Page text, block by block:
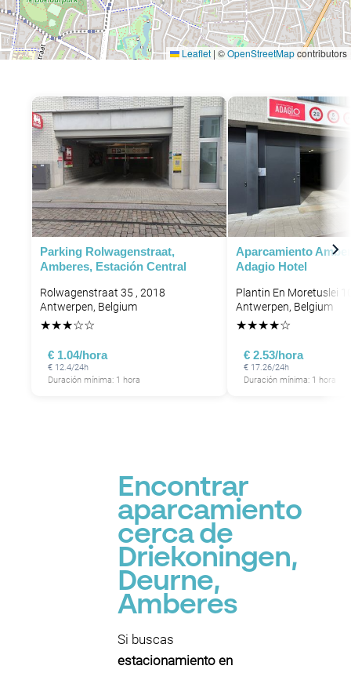
Leaflet | ©OpenStreetMapcontributors
Parking Rolwagenstraat,
Amberes, Estación Central
Rolwagenstraat 35 , 2018
Antwerpen, Belgium
★★★☆☆
€ 1.04/hora
€ 12.4/24h
Duración mínima: 1 hora
Aparcamiento
Adagio Hotel
Plantin En Moretuslei
Antwerpen, Belgium
★★★★☆
€ 2.53/hora
€ 17.26/24h
Duración mínima: 1 hora
Encontrar
aparcamiento
cerca de
Driekoningen,
Deurne,
Amberes
Si buscas
estacionamiento en